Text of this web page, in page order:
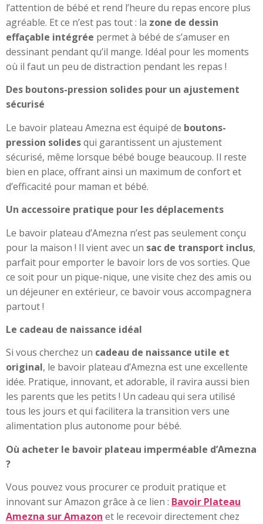
l’attention de bébé et rend l’heure du repas encore plus
agréable. Et ce n’est pas tout : la zone de dessin
effaçable intégrée permet à bébé de s’amuser en
dessinant pendant qu’il mange. Idéal pour les moments
où il faut un peu de distraction pendant les repas !
Des boutons-pression solides pour un ajustement
sécurisé
Le bavoir plateau Amezna est équipé de boutons-
pression solidesqui garantissent un ajustement
sécurisé, même lorsque bébé bouge beaucoup. Il reste
bien en place, offrant ainsi un maximum de confort et
d’efficacité pour maman et bébé.
Un accessoire pratique pour les déplacements
Le bavoir plateau d’Amezna n’est pas seulement conçu
pour la maison ! Il vient avec un sac de transport inclus,
parfait pour emporter le bavoir lors de vos sorties. Que
ce soit pour un pique-nique, une visite chez des amis ou
un déjeuner en extérieur, ce bavoir vous accompagnera
partout !
Le cadeau de naissance idéal
Si vous cherchez un cadeau de naissance utile et
original, le bavoir plateau d’Amezna est une excellente
idée. Pratique, innovant, et adorable, il ravira aussi bien
les parents que les petits ! Un cadeau qui sera utilisé
tous les jours et qui facilitera la transition vers une
alimentation plus autonome pour bébé.
Où acheter le bavoir plateau imperméable d’Amezna
?
Vous pouvez vous procurer ce produit pratique et
innovant sur Amazon grâce à ce lien : Bavoir Plateau
Amezna sur Amazon et le recevoir directement chez